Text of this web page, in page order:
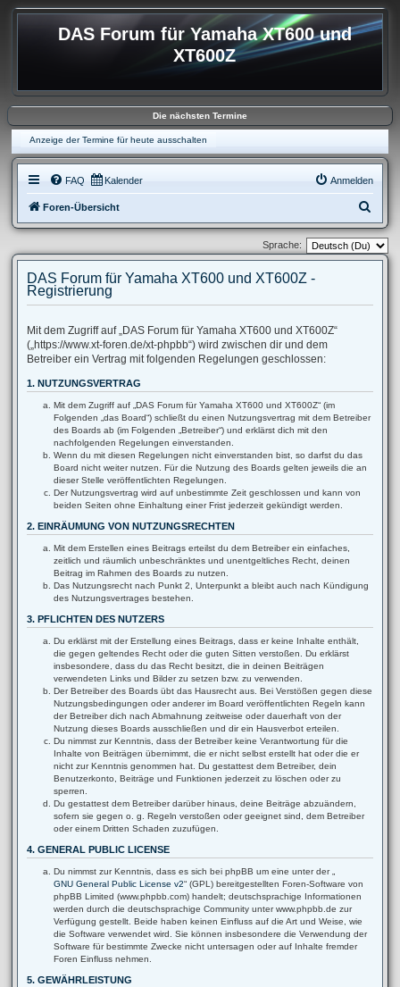
DAS Forum für Yamaha XT600 und
XT600Z
Die nächsten Termine
Anzeige der Termine für heute ausschalten
FAQ Kalender Anmelden
Foren-Übersicht
u
c
Sprache:
DAS Forum für Yamaha XT600 und XT600Z -
Registrierung
Mit dem Zugriff auf „DAS Forum für Yamaha XT600 und XT600Z“
(„https://www.xt-foren.de/xt-phpbb“) wird zwischen dir und dem
Betreiber ein Vertrag mit folgenden Regelungen geschlossen:
1. NUTZUNGSVERTRAG
Mit dem Zugriff auf „DAS Forum für Yamaha XT600 und XT600Z“ (im
Folgenden „das Board“) schließt du einen Nutzungsvertrag mit dem Betreiber
des Boards ab (im Folgenden „Betreiber“) und erklärst dich mit den
nachfolgenden Regelungen einverstanden.
Wenn du mit diesen Regelungen nicht einverstanden bist, so darfst du das
Board nicht weiter nutzen. Für die Nutzung des Boards gelten jeweils die an
dieser Stelle veröffentlichten Regelungen.
Der Nutzungsvertrag wird auf unbestimmte Zeit geschlossen und kann von
beiden Seiten ohne Einhaltung einer Frist jederzeit gekündigt werden.
2. EINRÄUMUNG VON NUTZUNGSRECHTEN
Mit dem Erstellen eines Beitrags erteilst du dem Betreiber ein einfaches,
zeitlich und räumlich unbeschränktes und unentgeltliches Recht, deinen
Beitrag im Rahmen des Boards zu nutzen.
Das Nutzungsrecht nach Punkt 2, Unterpunkt a bleibt auch nach Kündigung
des Nutzungsvertrages bestehen.
3. PFLICHTEN DES NUTZERS
Du erklärst mit der Erstellung eines Beitrags, dass er keine Inhalte enthält,
die gegen geltendes Recht oder die guten Sitten verstoßen. Du erklärst
insbesondere, dass du das Recht besitzt, die in deinen Beiträgen
verwendeten Links und Bilder zu setzen bzw. zu verwenden.
Der Betreiber des Boards übt das Hausrecht aus. Bei Verstößen gegen diese
Nutzungsbedingungen oder anderer im Board veröffentlichten Regeln kann
der Betreiber dich nach Abmahnung zeitweise oder dauerhaft von der
Nutzung dieses Boards ausschließen und dir ein Hausverbot erteilen.
Du nimmst zur Kenntnis, dass der Betreiber keine Verantwortung für die
Inhalte von Beiträgen übernimmt, die er nicht selbst erstellt hat oder die er
nicht zur Kenntnis genommen hat. Du gestattest dem Betreiber, dein
Benutzerkonto, Beiträge und Funktionen jederzeit zu löschen oder zu
sperren.
Du gestattest dem Betreiber darüber hinaus, deine Beiträge abzuändern,
sofern sie gegen o. g. Regeln verstoßen oder geeignet sind, dem Betreiber
oder einem Dritten Schaden zuzufügen.
4. GENERAL PUBLIC LICENSE
Du nimmst zur Kenntnis, dass es sich bei phpBB um eine unter der „
GNU General Public License v2“ (GPL) bereitgestellten Foren-Software von
phpBB Limited (www.phpbb.com) handelt; deutschsprachige Informationen
werden durch die deutschsprachige Community unter www.phpbb.de zur
Verfügung gestellt. Beide haben keinen Einfluss auf die Art und Weise, wie
die Software verwendet wird. Sie können insbesondere die Verwendung der
Software für bestimmte Zwecke nicht untersagen oder auf Inhalte fremder
Foren Einfluss nehmen.
5. GEWÄHRLEISTUNG